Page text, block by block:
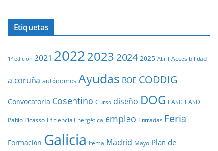
Etiquetas
1º edición 2021 20222023 2024 2025 Abril Accesibilidad
a coruña autónomos Ayudas BOE CODDIG
Convocatoria Cosentino Curso diseño DOG EASD EASD
Pablo Picasso Eficiencia Energética empleo Entradas Feria
Formación Galicia Ifema Madrid Mayo Plan de